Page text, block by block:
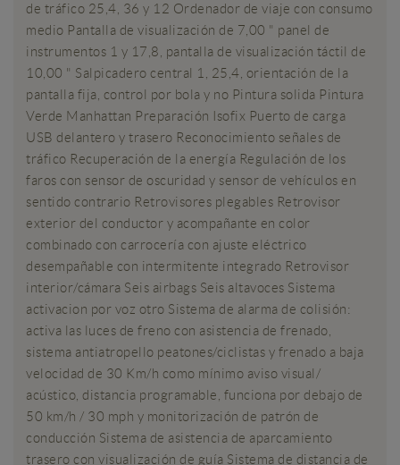
de tráfico 25,4, 36 y 12 Ordenador de viaje con consumo
medio Pantalla de visualización de 7,00 " panel de
instrumentos 1 y 17,8, pantalla de visualización táctil de
10,00 " Salpicadero central 1, 25,4, orientación de la
pantalla fija, control por bola y no Pintura solida Pintura
Verde Manhattan Preparación Isofix Puerto de carga
USB delantero y trasero Reconocimiento señales de
tráfico Recuperación de la energía Regulación de los
faros con sensor de oscuridad y sensor de vehículos en
sentido contrario Retrovisores plegables Retrovisor
exterior del conductor y acompañante en color
combinado con carrocería con ajuste eléctrico
desempañable con intermitente integrado Retrovisor
interior/cámara Seis airbags Seis altavoces Sistema
activacion por voz otro Sistema de alarma de colisión:
activa las luces de freno con asistencia de frenado,
sistema antiatropello peatones/ciclistas y frenado a baja
velocidad de 30 Km/h como mínimo aviso visual/
acústico, distancia programable, funciona por debajo de
50 km/h / 30 mph y monitorización de patrón de
conducción Sistema de asistencia de aparcamiento
trasero con visualización de guía Sistema de distancia de